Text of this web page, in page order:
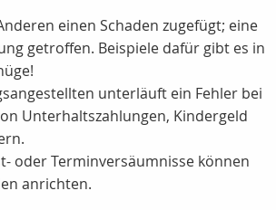
einen Schaden zugefügt; eine
getroffen. Beispiele dafür gibt es in
unterläuft ein Fehler bei
Unterhaltszahlungen, Kindergeld
oder Terminversäumnisse können
anrichten.